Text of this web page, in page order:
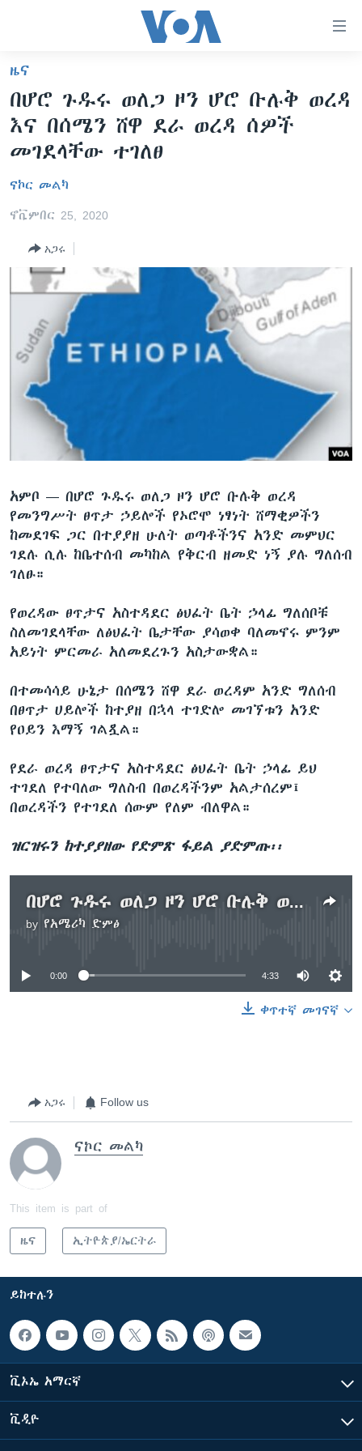
ማገናኛዎች
ዋናው
ይዘት
እለፍ
ዋናው
እለፍ
አፍሪካ
ኑሮ በጤንነት
ጋቢና ቪኦኤ
Learning English
ይከተሉን
ቋንቋዎች
ዜና
በሆሮ ጉዱሩ ወለጋ ዞን ሆሮ ቡሉቅ ወረዳ
እና በሰሜን ሸዋ ደራ ወረዳ ሰዎች
መገደላቸው ተገለፀ
ናኮር መልካ
ኖቬምበር 25, 2020
አጋሩ
አምቦ — በሆሮ ጉዱሩ ወለጋ ዞን ሆሮ ቡሉቅ ወረዳ
የመንግሥት ፀጥታ ኃይሎች የኦሮሞ ነፃነት ሸማቂዎችን
ከመደገፍ ጋር በተያያዘ ሁለት ወጣቶችንና አንድ መምህር
ገደሉ ሲሉ ከቤተሰብ መካከል የቅርብ ዘመድ ነኝ ያሉ ግለሰብ
ገለፁ።
የወረዳው ፀጥታና አስተዳደር ፅህፈት ቤት ኃላፊ ግለሰቦቹ
ስለመገደላቸው ለፅህፈት ቤታቸው ያሳወቀ ባለመኖሩ ምንም
አይነት ምርመራ አለመደረጉን አስታውቋል።
በተመሳሳይ ሁኔታ በሰሜን ሸዋ ደራ ወረዳም አንድ ግለሰብ
በፀጥታ ሀይሎች ከተያዘ በኋላ ተገድሎ መገኘቱን አንድ
የዐይን እማኝ ገልጿል።
የደራ ወረዳ ፀጥታና አስተዳደር ፅህፈት ቤት ኃላፊ ይህ
ተገደለ የተባለው ግለስብ በወረዳችንም አልታሰረም፤
በወረዳችን የተገደለ ሰውም የለም ብለዋል።
ዝርዝሩን ከተያያዘው የድምጽ ፋይል ያድምጡ፡፡
በሆሮ ጉዱሩ ወለጋ ዞን ሆሮ ቡሉቅ ወረዳ እና በሰሜን ሸዋ ደራ ወረዳ ሰዎች መገደላቸው ተገለፀ
by የአሜሪካ ድምፅ
No media source currently available
0:00 4:33
ቀጥተኛ መገናኛ
አጋሩ Follow us
ናኮር መልካ
This item is part of
ዜና ኢትዮጵያ/ኤርትራ
ይከተሉን
ቪኦኤ አማርኛ
ቪዲዮ